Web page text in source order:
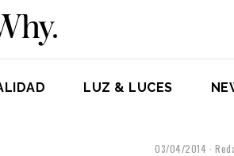
LUZ & LUCES
03/04/2014